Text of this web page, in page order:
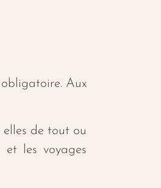
obligatoire. Aux
de tout ou
les voyages